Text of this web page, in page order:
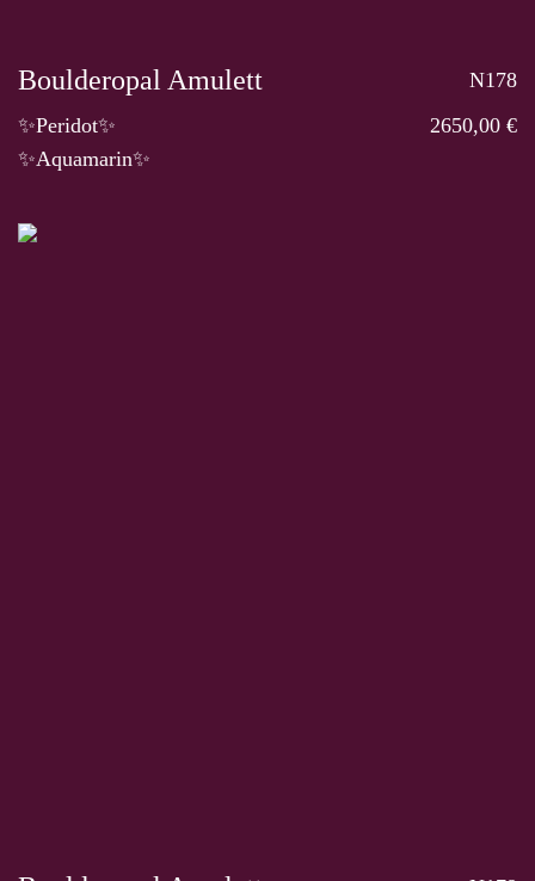
Boulderopal Amulett
N178
✨Peridot✨
✨Aquamarin✨
2650,00 €